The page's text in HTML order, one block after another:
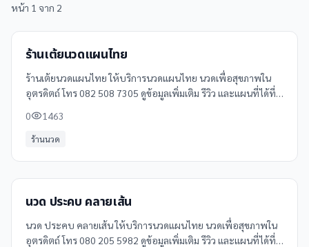
หน้า 1 จาก 2
ร้านเต้ยนวดแผนไทย
ร้านเต้ยนวดแผนไทย ให้บริการนวดแผนไทย นวดเพื่อสุขภาพใน
อุตรดิตถ์ โทร 082 508 7305 ดูข้อมูลเพิ่มเติม รีวิว และแผนที่ได้ที่
0 1463
ร้านนวด
นวด ประคบ คลายเส้น
นวด ประคบ คลายเส้น ให้บริการนวดแผนไทย นวดเพื่อสุขภาพใน
อุตรดิตถ์ โทร 080 205 5982 ดูข้อมูลเพิ่มเติม รีวิว และแผนที่ได้ที่